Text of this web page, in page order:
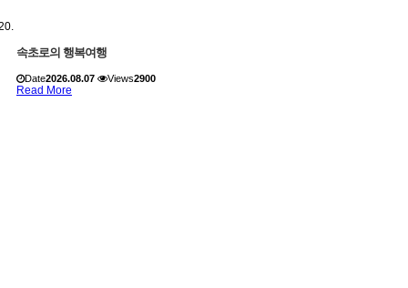
속초로의 행복여행
Date2026.08.07 Views2900
Read More